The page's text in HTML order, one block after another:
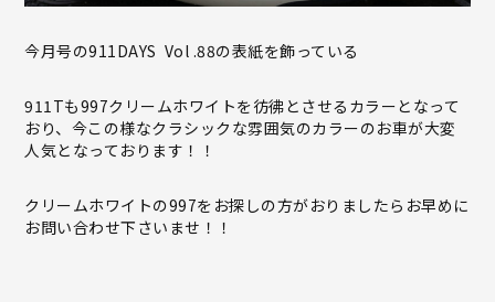
今月号の911DAYS Vol .88の表紙を飾っている
911Tも997クリームホワイトを彷彿とさせるカラーとなって
おり、今この様なクラシックな雰囲気のカラーのお車が大変
人気となっております！！
クリームホワイトの997をお探しの方がおりましたらお早めに
お問い合わせ下さいませ！！